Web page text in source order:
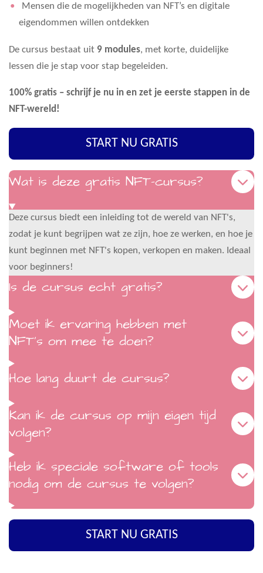
Mensen die de mogelijkheden van NFT’s en digitale
eigendommen willen ontdekken
De cursus bestaat uit 9 modules, met korte, duidelijke
lessen die je stap voor stap begeleiden.
100% gratis – schrijf je nu in en zet je eerste stappen in de
NFT-wereld!
START NU GRATIS
Wat is deze gratis NFT-cursus?
Deze cursus biedt een inleiding tot de wereld van NFT's,
zodat je kunt begrijpen wat ze zijn, hoe ze werken, en hoe je
kunt beginnen met NFT's kopen, verkopen en maken. Ideaal
voor beginners!
Is de cursus echt gratis?
Moet ik ervaring hebben met
NFT's om mee te doen?
Hoe lang duurt de cursus?
Kan ik de cursus op mijn eigen tijd
volgen?
Heb ik speciale software of tools
nodig om de cursus te volgen?
START NU GRATIS